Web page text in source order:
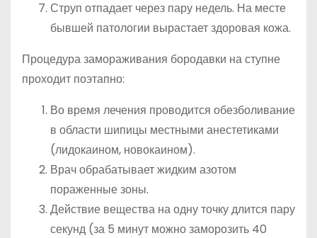
Струп отпадает через пару недель. На месте
бывшей патологии вырастает здоровая кожа.
Процедура замораживания бородавки на ступне
проходит поэтапно:
Во время лечения проводится обезболивание
в области шипицы местными анестетиками
(лидокаином, новокаином).
Врач обрабатывает жидким азотом
пораженные зоны.
Действие вещества на одну точку длится пару
секунд (за 5 минут можно заморозить 40